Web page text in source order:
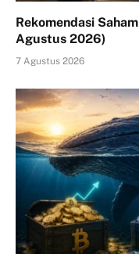
Rekomendasi
Agustus 2026)
7 Agustus 2026